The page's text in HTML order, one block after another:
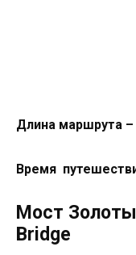
Длина маршрута –
Время
Мост
Bridge